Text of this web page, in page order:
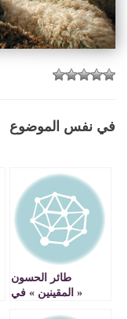
في نفس الموضوع
طائر الحسون
« المقينين » في